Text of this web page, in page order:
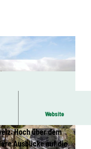
TMGS | CC-BY-SA
Website
Hoch über dem
Ausblicke auf die